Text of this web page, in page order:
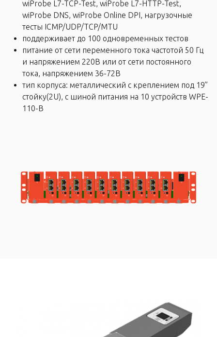
wiProbe L7-TCP-Test, wiProbe L7-HTTP-Test,
wiProbe DNS, wiProbe Online DPI, нагрузочные
тесты ICMP/UDP/TCP/MTU
поддерживает до 100 одновременных тестов
питание от сети переменного тока частотой 50 Гц
и напряжением 220В или от сети постоянного
тока, напряжением 36-72В
тип корпуса: металлический с креплением под 19”
стойку(2U), с шиной питания на 10 устройств WPE-
110-B